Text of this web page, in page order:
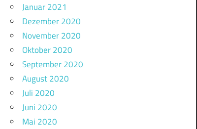
Januar 2021
Dezember 2020
November 2020
Oktober 2020
September 2020
August 2020
Juli 2020
Juni 2020
Mai 2020